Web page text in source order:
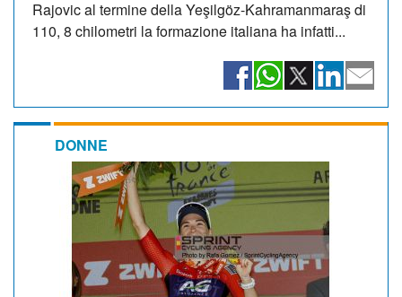
Rajovic al termine della Yeşilgöz-Kahramanmaraş di
110, 8 chilometri la formazione italiana ha infatti...
DONNE